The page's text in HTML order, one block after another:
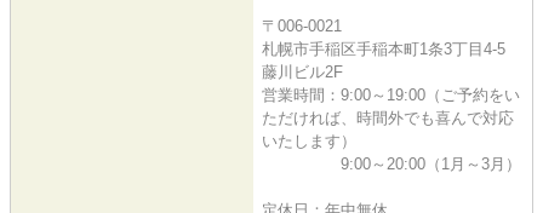
〒006-0021
札幌市手稲区手稲本町1条3丁目4-5
藤川ビル2F
営業時間：9:00～19:00（ご予約をい
ただければ、時間外でも喜んで対応
いたします）
9:00～20:00（1月～3月）